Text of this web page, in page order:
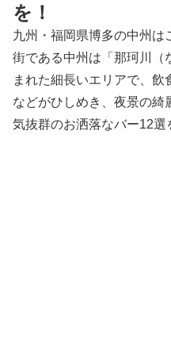
を！
九州・福岡県博多の中州は
街である中州は「那珂川（
まれた細長いエリアで、飲
などがひしめき、夜景の綺
気抜群のお洒落なバー12選